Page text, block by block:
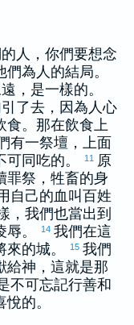
人，你們要想念
為人的結局。
，是一樣的。
了去，因為人心
食。那在飲食上
有一祭壇，上面
可同吃的。
11
原
罪祭，牲畜的身
自己的血叫百姓
，我們也當出到
辱。
14 我們在這
來的城。
15 我們
給神，這就是那
不可忘記行善和
的。